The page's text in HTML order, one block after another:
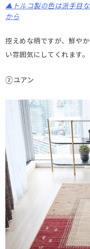
▲トルコ製の色は派手目
から
控えめな柄ですが、鮮や
い雰囲気にしてくれます。
②ユアン